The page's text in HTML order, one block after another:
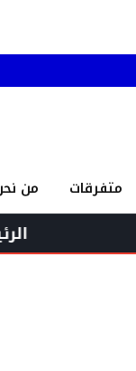
متفرقات من
الرئيس